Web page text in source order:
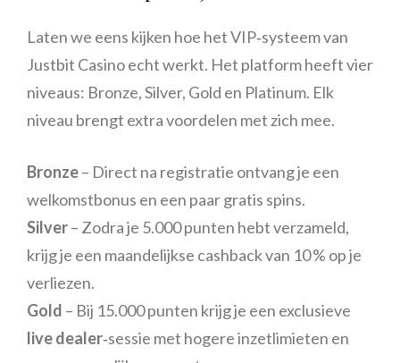
Laten we eens kijken hoe het VIP‑systeem van
Justbit Casino echt werkt. Het platform heeft vier
niveaus: Bronze, Silver, Gold en Platinum. Elk
niveau brengt extra voordelen met zich mee.
Bronze– Direct na registratie ontvang je een
welkomstbonus en een paar gratis spins.
Silver– Zodra je 5.000 punten hebt verzameld,
krijg je een maandelijkse cashback van 10 % op je
verliezen.
Gold – Bij 15.000 punten krijg je een exclusieve
live dealer‑sessie met hogere inzetlimieten en